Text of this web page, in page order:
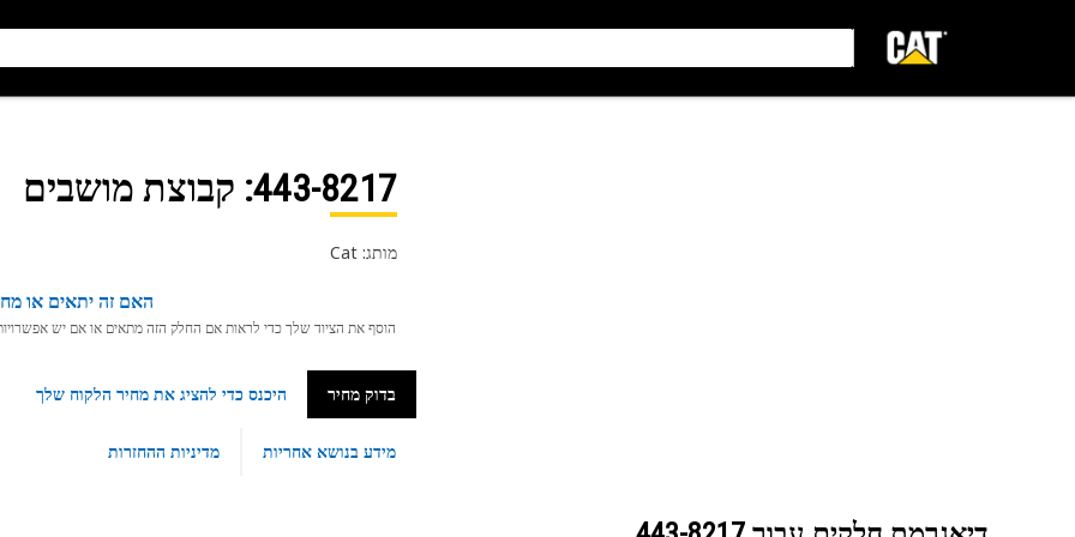
443-8217: קבוצת מושבים
מותג: Cat
האם זה יתאים או
הוסף את הציוד שלך כדי לראות אם החלק הזה מתאים או אם יש אפשרויות
בדוק מחיר היכנס כדי להציג את מחיר הלקוח שלך
מידע בנושא אחריות מדיניות ההחזרות